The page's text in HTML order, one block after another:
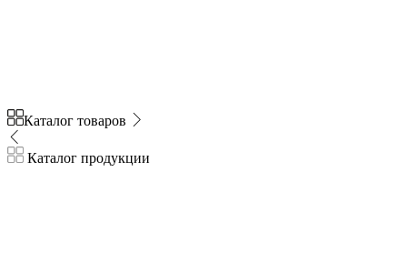
Каталог товаров
Каталог продукции